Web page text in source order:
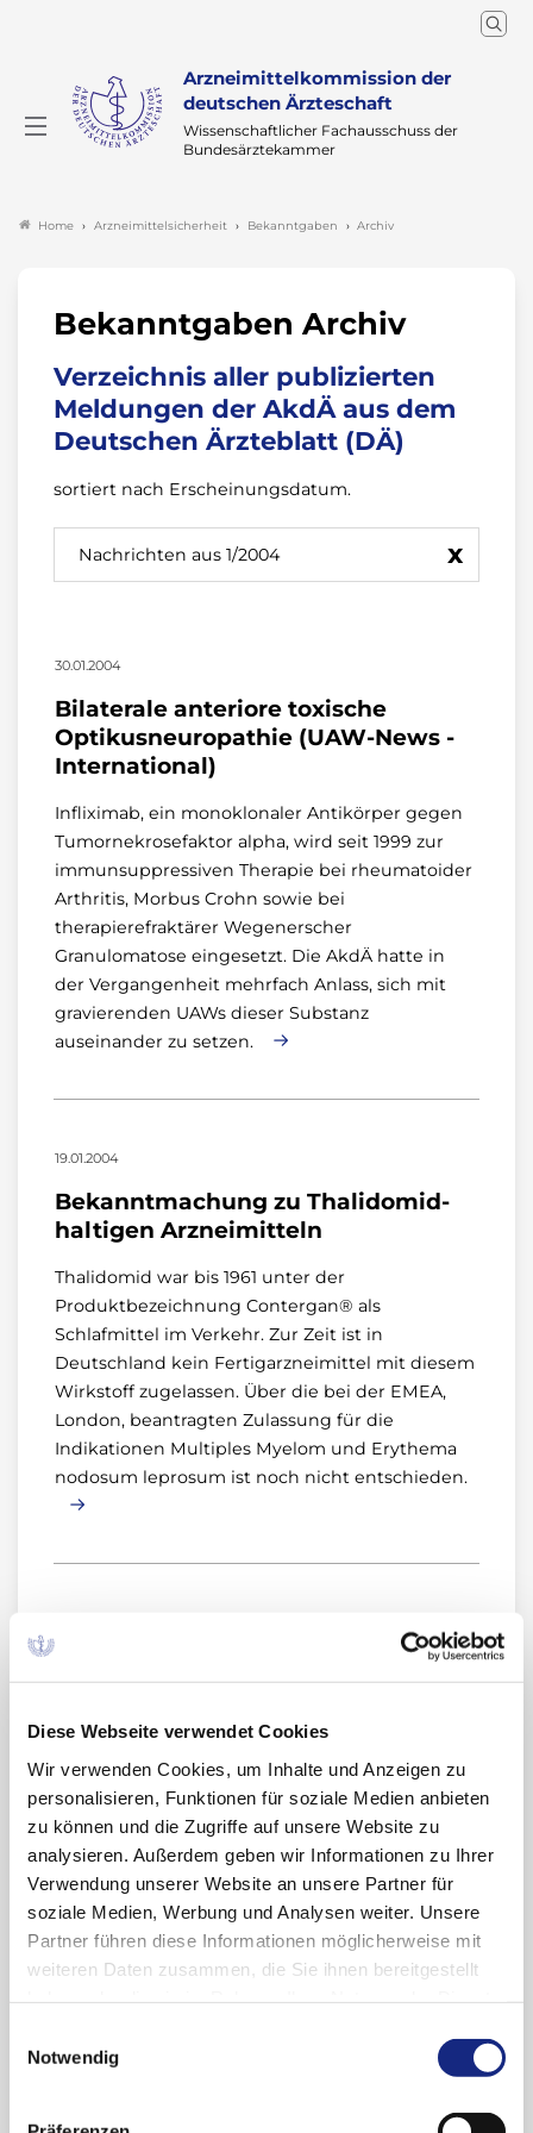
Diese Webseite verwendet Cookies
Wir verwenden Cookies, um Inhalte und Anzeigen zu
personalisieren, Funktionen für soziale Medien anbieten
zu können und die Zugriffe auf unsere Website zu
analysieren. Außerdem geben wir Informationen zu Ihrer
Verwendung unserer Website an unsere Partner für
soziale Medien, Werbung und Analysen weiter. Unsere
Partner führen diese Informationen möglicherweise mit
weiteren Daten zusammen, die Sie ihnen bereitgestellt
Cookies, wenn Sie unsere Webseite weiterhin
Notwendig
Arzneimittelkommission der
deutschen Ärzteschaft
Wissenschaftlicher Fachausschuss der
Bundesärztekammer
Home Arzneimittelsicherheit Bekanntgaben Archiv
Bekanntgaben Archiv
Verzeichnis aller publizierten
Meldungen der AkdÄ aus dem
Deutschen Ärzteblatt (DÄ)
sortiert nach Erscheinungsdatum.
Nachrichten aus 1/2004 x
30.01.2004
Bilaterale anteriore toxische
Optikusneuropathie (UAW-News -
International)
Infliximab, ein monoklonaler Antikörper gegen
Tumornekrosefaktor alpha, wird seit 1999 zur
immunsuppressiven Therapie bei rheumatoider
Arthritis, Morbus Crohn sowie bei
therapierefraktärer Wegenerscher
Granulomatose eingesetzt. Die AkdÄ hatte in
der Vergangenheit mehrfach Anlass, sich mit
gravierenden UAWs dieser Substanz
auseinander zu setzen.
19.01.2004
Bekanntmachung zu Thalidomid-
haltigen Arzneimitteln
Thalidomid war bis 1961 unter der
Produktbezeichnung Contergan® als
Schlafmittel im Verkehr. Zur Zeit ist in
Deutschland kein Fertigarzneimittel mit diesem
Wirkstoff zugelassen. Über die bei der EMEA,
London, beantragten Zulassung für die
Indikationen Multiples Myelom und Erythema
nodosum leprosum ist noch nicht entschieden.
Archiv
Oktober (1)
2023
Oktober (1)
April (1)
Februar (1)
2022
Dezember (1)
April (1)
2021
2020
September (1)